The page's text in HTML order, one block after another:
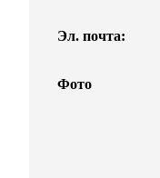
Эл. почта:
Фото